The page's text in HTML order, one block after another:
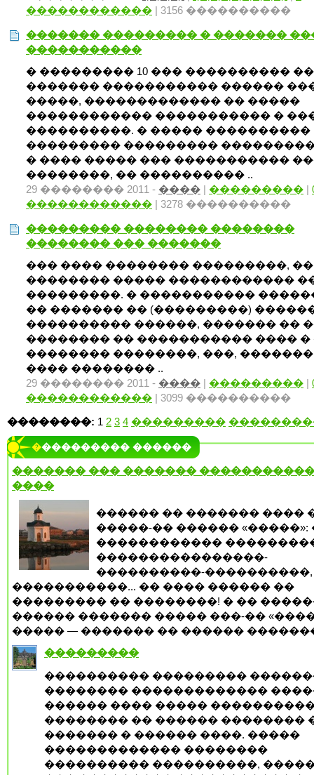
������������ | 3156 ����������
������� ��������� � �������
�����������
� ��������� 10 ��� ����������
������� ����������� ������
�����, ������������� �� �����
������������ ����������� �
����������. � ����� ����������
��������� ���������
� ���� ����� ��� �����������
��������, �� ���������� ..
29 �������� 2011 - ���� | ��������� |
������������ | 3278 ����������
��������� �������� ��������
�������� ��� �������
��� ���� �������� ���������, ��
�������� ����� ������������
���������. � �����������
�� ������� �� (���������)
���������� ������, ������� ��
�������� �� ����������� ���� �
�������� ��������, ���, �������
���� �������� ..
29 �������� 2011 - ���� | ��������� |
������������ | 3099 ����������
��������: 1 2 3 4 ���������
���������� ������
������� ��� �������
����
������ �� ������� ����
�����-�� ������ «�����»:
������������
����������������-
����������-����������,
�����������... �� ���� ������ ��
��������� �� ��������! � ��
������ ������� ����� ���-��
����� — ������� �� ������
���������
���������� ���������
�������� �������������
������ ���� �����
�������� �� ������ ��������
������� � ������ ����. �����
������������� ��������
���������� ����������,